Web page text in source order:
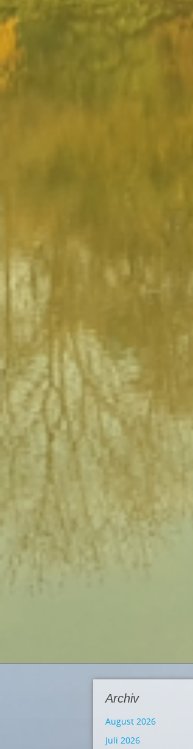
Archiv
August 2026
Juli 2026